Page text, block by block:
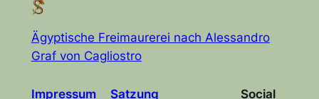
Ägyptische Freimaurerei nach Alessandro
Graf von Cagliostro
Impressum Satzung Social